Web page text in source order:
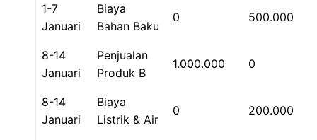
1-7
Januari
Biaya
Bahan Baku
0 500.000
8-14
Januari
Penjualan
Produk B
1.000.000 0
8-14
Januari
Biaya
Listrik & Air
0 200.000